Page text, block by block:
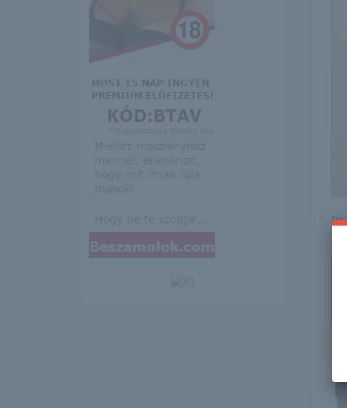
Itt